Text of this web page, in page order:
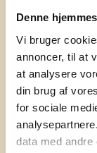
Denne
Vi bruger
annoncer, til at
at analysere
din brug af
for sociale
data med andre